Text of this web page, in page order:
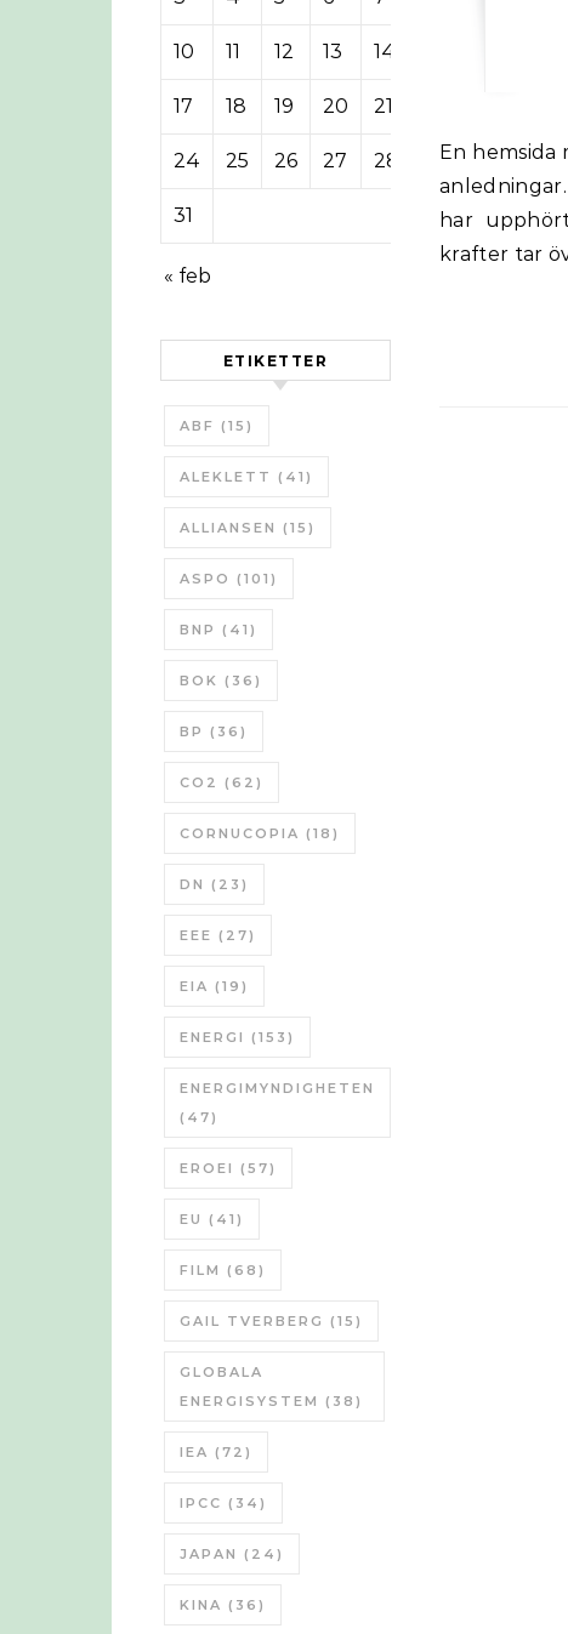
10 11 12 13 14
17 18 19 20 21
24 25 26 27 28 29 30
31
« feb
ETIKETTER
ABF (15)
ALEKLETT (41)
ALLIANSEN (15)
ASPO (101)
BNP (41)
BOK (36)
BP (36)
CO2 (62)
CORNUCOPIA (18)
DN (23)
EEE (27)
EIA (19)
ENERGI (153)
ENERGIMYNDIGHETEN
(47)
EROEI (57)
EU (41)
FILM (68)
GAIL TVERBERG (15)
GLOBALA
ENERGISYSTEM (38)
IEA (72)
IPCC (34)
JAPAN (24)
KINA (36)
En hemsida med bilder från olika ställen i USA som blivit övergivna av olika
har
krafter tar